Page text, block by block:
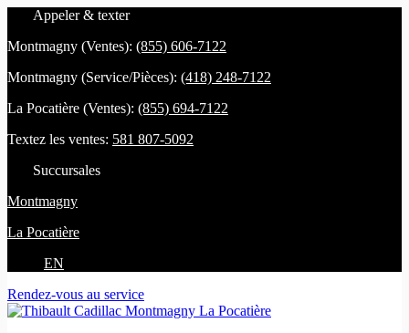
Appeler & texter
Montmagny (Ventes): (855) 606-7122
Montmagny (Service/Pièces): (418) 248-7122
La Pocatière (Ventes): (855) 694-7122
Textez les ventes: 581 807-5092
Succursales
Montmagny
La Pocatière
EN
Rendez-vous au service